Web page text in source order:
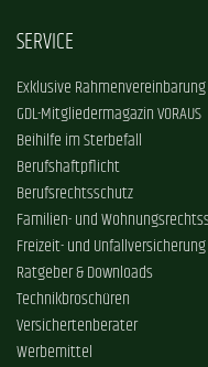
SERVICE
Exklusive
GDL-Mitgliedermagazin VORAUS
Beihilfe im Sterbefall
Berufshaftpflicht
Berufsrechtsschutz
Familien- und
Freizeit- und Unfallversicherung
Ratgeber & Downloads
Technikbroschüren
Versichertenberater
Werbemittel